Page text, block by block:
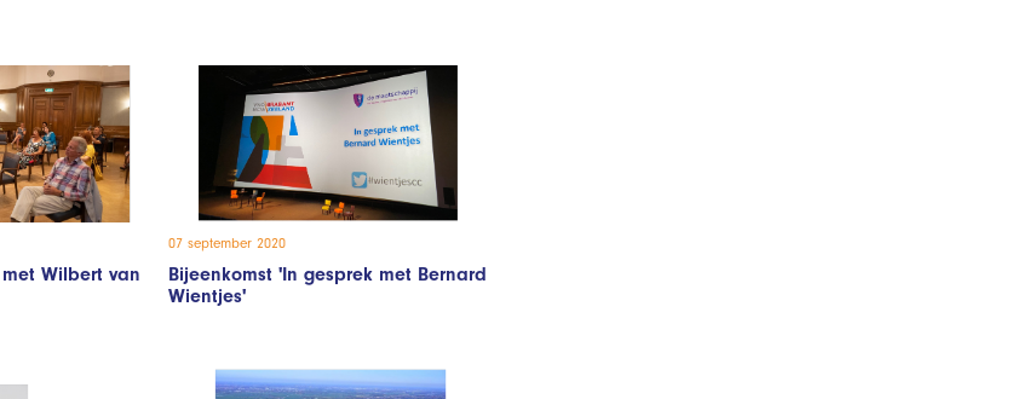
Wilbert van
07 september 2020
Bijeenkomst 'In gesprek met Bernard
Wientjes'